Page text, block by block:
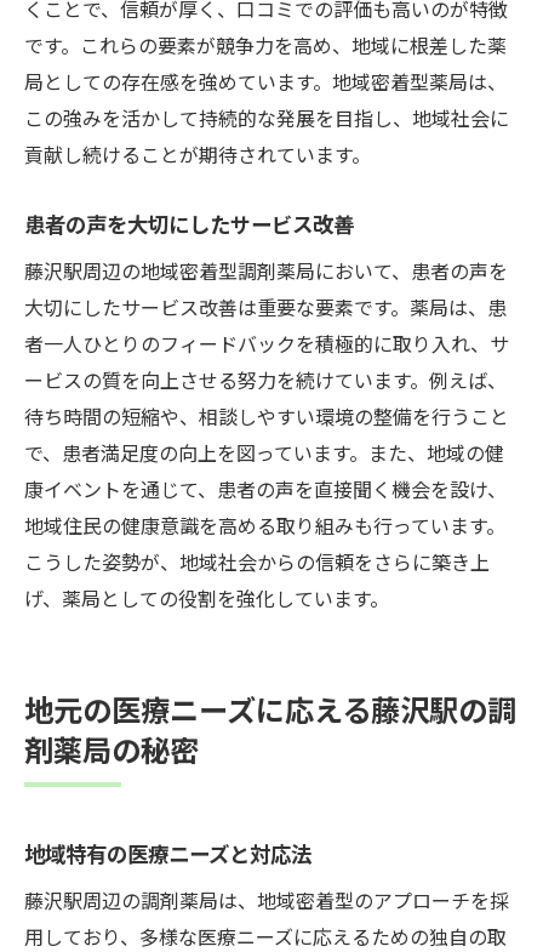
くことで、信頼が厚く、口コミでの評価も高いのが特徴
です。これらの要素が競争力を高め、地域に根差した薬
局としての存在感を強めています。地域密着型薬局は、
この強みを活かして持続的な発展を目指し、地域社会に
貢献し続けることが期待されています。
患者の声を大切にしたサービス改善
藤沢駅周辺の地域密着型調剤薬局において、患者の声を
大切にしたサービス改善は重要な要素です。薬局は、患
者一人ひとりのフィードバックを積極的に取り入れ、サ
ービスの質を向上させる努力を続けています。例えば、
待ち時間の短縮や、相談しやすい環境の整備を行うこと
で、患者満足度の向上を図っています。また、地域の健
康イベントを通じて、患者の声を直接聞く機会を設け、
地域住民の健康意識を高める取り組みも行っています。
こうした姿勢が、地域社会からの信頼をさらに築き上
げ、薬局としての役割を強化しています。
地元の医療ニーズに応える藤沢駅の調
剤薬局の秘密
地域特有の医療ニーズと対応法
藤沢駅周辺の調剤薬局は、地域密着型のアプローチを採
用しており、多様な医療ニーズに応えるための独自の取